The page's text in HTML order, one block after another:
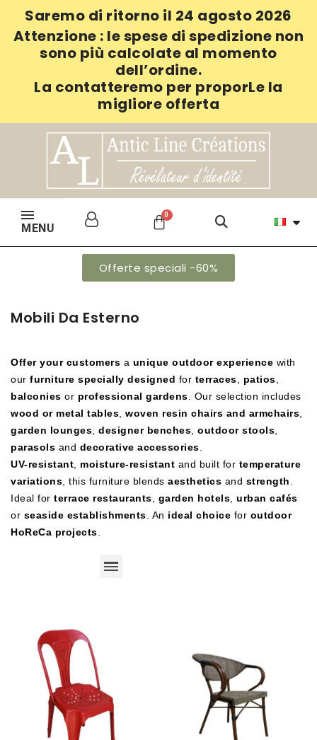
Saremo di ritorno il 24 agosto 2026
Attenzione : le spese di spedizione non
sono più calcolate al momento
dell’ordine.
La contatteremo per proporLe la
migliore offerta
MENU
Offerte speciali -60%
Mobili Da Esterno
Offer your customers a unique outdoor experience with
our furniture specially designed for terraces, patios,
balconies or professional gardens. Our selection includes
wood or metal tables, woven resin chairs and armchairs,
garden lounges, designer benches, outdoor stools,
parasols and decorative accessories.
UV-resistant, moisture-resistant and built for temperature
variations, this furniture blends aesthetics and strength.
Ideal for terrace restaurants, garden hotels, urban cafés
or seaside establishments. An ideal choice for outdoor
HoReCa projects.